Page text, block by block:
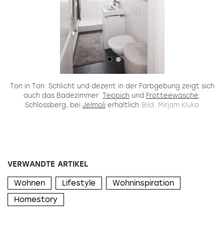
Ton in Ton: Schlicht und dezent in der Farbgebung zeigt sich
auch das Badezimmer. Teppich und Frotteewäsche:
Schlossberg, bei Jelmoli erhältlich Bild: Mirjam Kluka
VERWANDTE ARTIKEL
Wohnen Lifestyle
Wohninspiration
Homestory